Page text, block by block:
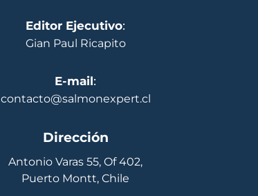
Editor Ejecutivo:
Gian Paul Ricapito
E-mail:
contacto@salmonexpert.cl
Dirección
Antonio Varas 55, Of 402,
Puerto Montt, Chile